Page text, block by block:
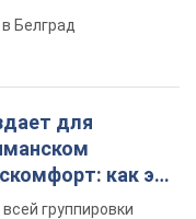
Белград
для
как это
группировки